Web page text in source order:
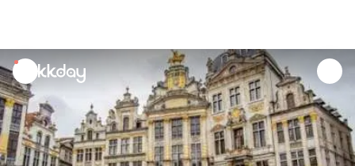
unread
notifications